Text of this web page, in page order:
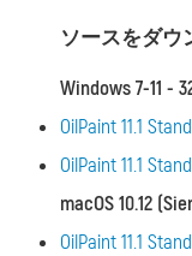
ソースをダウ
Windows 7-11 -
OilPaint 11.1
OilPaint 11.1
macOS 10.12
OilPaint 11.1